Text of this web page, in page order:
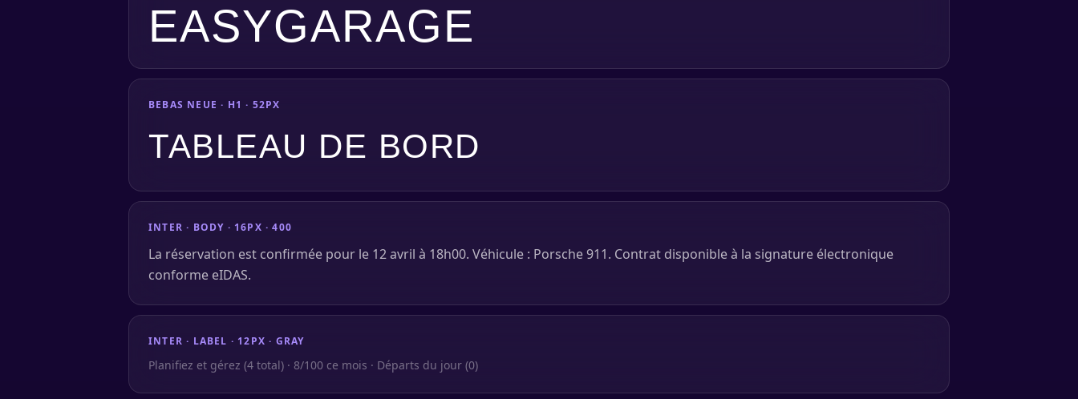
EASYGARAGE
BEBAS NEUE · H1 · 52PX
TABLEAU DE BORD
INTER · BODY · 16PX · 400
La réservation est confirmée pour le 12 avril à 18h00. Véhicule : Porsche 911. Contrat disponible à la signature électronique
conforme eIDAS.
INTER · LABEL · 12PX · GRAY
Planifiez et gérez (4 total) · 8/100 ce mois · Départs du jour (0)